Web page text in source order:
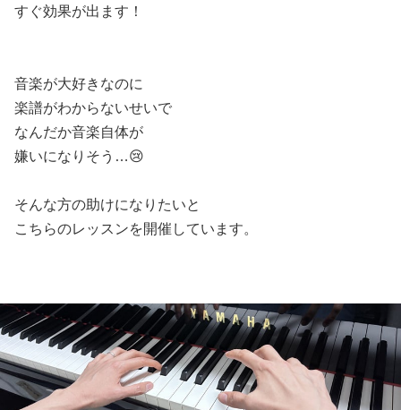
すぐ効果が出ます！
音楽が大好きなのに
楽譜がわからないせいで
なんだか音楽自体が
嫌いになりそう…😢
そんな方の助けになりたいと
こちらのレッスンを開催しています。